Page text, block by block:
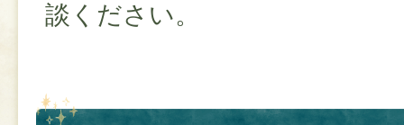
談ください。